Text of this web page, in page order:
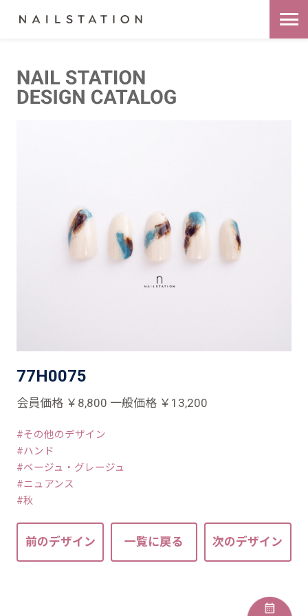
77H0075
会員価格 ￥8,800 一般価格 ￥13,200
その他のデザイン
ハンド
ベージュ・グレージュ
ニュアンス
秋
前のデザイン 一覧に戻る 次のデザイン